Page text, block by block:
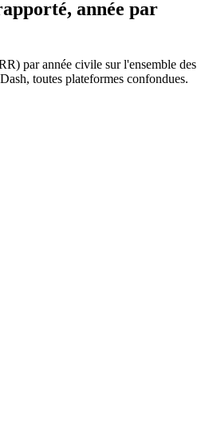
année par
par année civile sur l'ensemble des
toutes plateformes confondues.